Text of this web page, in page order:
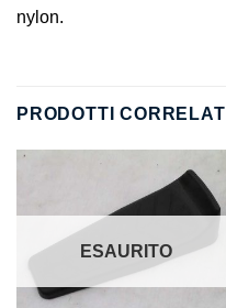
nylon.
PRODOTTI CORRELATI
ESAURITO